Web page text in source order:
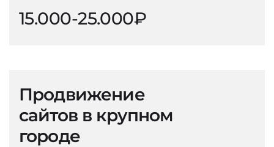
15.000-25.000₽
Продвижение
сайтов в крупном
городе